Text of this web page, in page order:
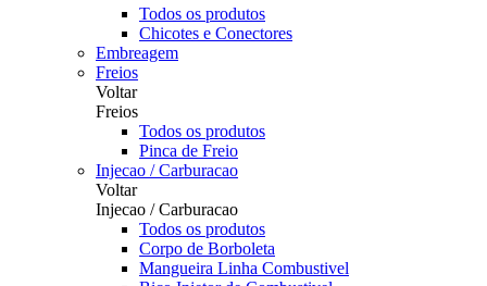
Todos os produtos
Chicotes e Conectores
Embreagem
Freios
Voltar
Freios
Todos os produtos
Pinca de Freio
Injecao / Carburacao
Voltar
Injecao / Carburacao
Todos os produtos
Corpo de Borboleta
Mangueira Linha Combustivel